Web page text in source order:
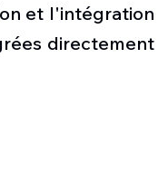
et l'intégration
directement